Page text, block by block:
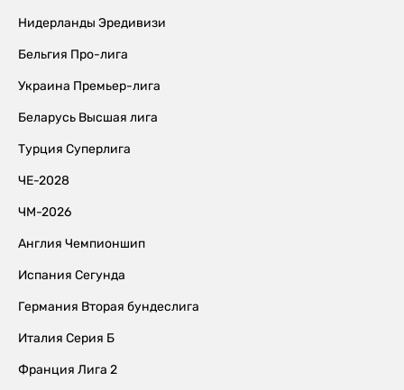
Нидерланды Эредивизи
Бельгия Про-лига
Украина Премьер-лига
Беларусь Высшая лига
Турция Суперлига
ЧЕ-2028
ЧМ-2026
Англия Чемпионшип
Испания Сегунда
Германия Вторая бундеслига
Италия Серия Б
Франция Лига 2